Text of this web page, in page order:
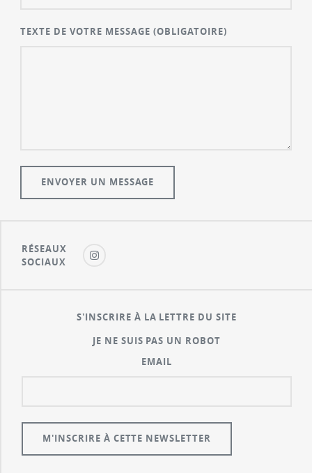
TEXTE DE VOTRE MESSAGE(OBLIGATOIRE)
RÉSEAUX
SOCIAUX
S'INSCRIRE À LA LETTRE DU SITE
JE NE SUIS PAS UN ROBOT
EMAIL